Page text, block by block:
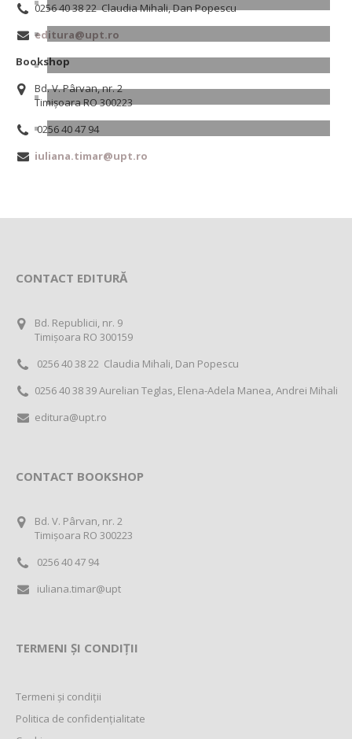
0256 40 38 22 Claudia Mihali, Dan Popescu
editura@upt.ro
Bookshop
Bd. V. Pârvan, nr. 2
Timișoara RO 300223
0256 40 47 94
iuliana.timar@upt.ro
CONTACT EDITURĂ
Bd. Republicii, nr. 9
Timișoara RO 300159
0256 40 38 22 Claudia Mihali, Dan Popescu
0256 40 38 39 Aurelian Teglas, Elena-Adela Manea, Andrei Mihali
editura@upt.ro
CONTACT BOOKSHOP
Bd. V. Pârvan, nr. 2
Timișoara RO 300223
0256 40 47 94
iuliana.timar@upt
TERMENI ȘI CONDIȚII
Termeni și condiții
Politica de confidențialitate